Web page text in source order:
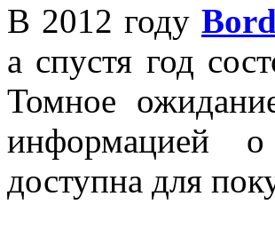
В 2012 году
а спустя год
Томное
информацией
доступна для